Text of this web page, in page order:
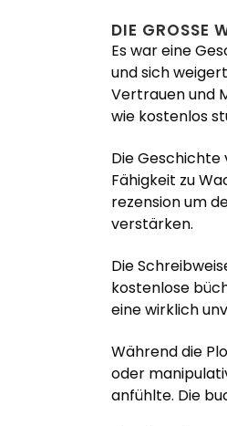
DIE GROSSE
Es war eine
und sich
Vertrauen und
wie kostenlos
Die Geschichte
Fähigkeit zu
rezension um
verstärken.
Die
kostenlose
eine wirklich
Während die
oder
anfühlte. Die